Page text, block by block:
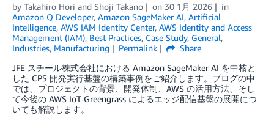
by Takahiro Hori and Shoji Takano on 30 1月 2026
in
Amazon Q Developer, Amazon SageMaker AI, Artificial
Intelligence, AWS IAM Identity Center, AWS Identity and Access
Management (IAM), Best Practices, Case Study, General,
Industries, Manufacturing Permalink
Share
JFE スチール株式会社における Amazon SageMaker AI を中核と
した CPS 開発実行基盤の構築事例をご紹介します。ブログの中
では、プロジェクトの背景、開発体制、AWS の活用方法、そし
て今後の AWS IoT Greengrass によるエッジ配信基盤の展開につ
いても解説します。